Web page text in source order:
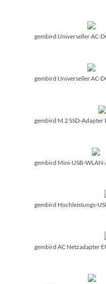
gembird Universeller AC-
gembird Universeller AC-
gembird M.2 SSD-Adapter
gembird Mini-USB-
gembird Hochleistungs-
gembird AC Netzadapter